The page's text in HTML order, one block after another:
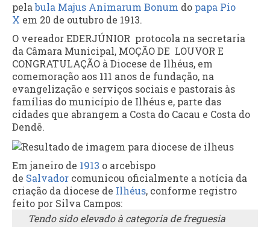
pelabula Majus Animarum Bonum do papa Pio
X em 20 de outubro de 1913.
O vereador EDERJÚNIOR protocola na secretaria
da Câmara Municipal, MOÇÃO DE LOUVOR E
CONGRATULAÇÃO à Diocese de Ilhéus, em
comemoração aos 111 anos de fundação, na
evangelização e serviços sociais e pastorais às
famílias do município de Ilhéus e, parte das
cidades que abrangem a Costa do Cacau e Costa do
Dendê.
Em janeiro de 1913 o arcebispo
de Salvador comunicou oficialmente a notícia da
criação da diocese de Ilhéus, conforme registro
feito por Silva Campos:
Tendo sido elevado à categoria de freguesia